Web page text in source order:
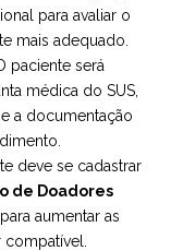
para avaliar o
mais adequado.
paciente será
médica do SUS,
a documentação
deve se cadastrar
de Doadores
para aumentar as